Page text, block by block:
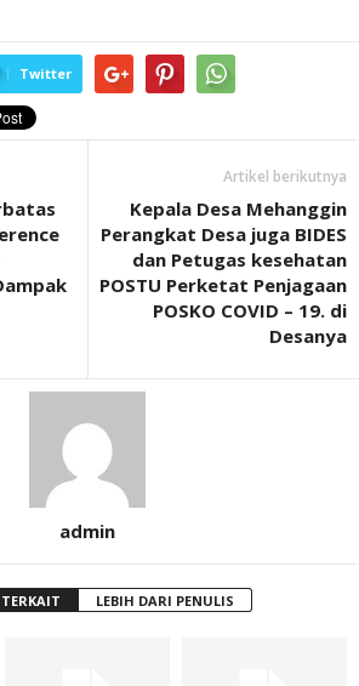
Twitter
Artikel berikutnya
Kepala Desa Mehanggin
Perangkat Desa juga BIDES
dan Petugas kesehatan
POSTU Perketat Penjagaan
POSKO COVID – 19. di
Desanya
admin
LEBIH DARI PENULIS